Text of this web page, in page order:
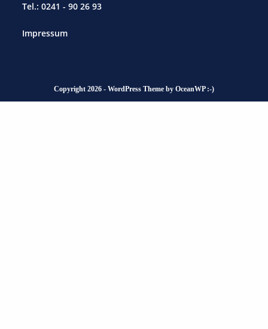
Tel.: 0241 - 90 26 93
Impressum
Copyright 2026 - WordPress Theme by OceanWP :-)